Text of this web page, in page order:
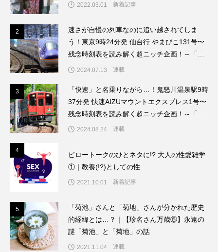
2022.03.01 新着記事
2
速さが自慢の列車なのに追い越されてしま
う！東京9時24分発 仙台行 やまびこ131号〜
残念時刻表を読み解く超ニッチ企画！～「渡
辺雅史の残念な鉄道時刻表」第8回
2024.07.13 連載
3
「快速」と名乗りながら…！鬼怒川温泉駅9時
37分発 快速AIZUマウントエクスプレス1号〜
残念時刻表を読み解く超ニッチ企画！～「渡
辺雅史の残念な鉄道時刻表」第9回
2024.08.24 連載
4
ピロートークのひとネタに!? 大人の性愛雑学
①｜教養(!?)としての性
2021.10.01 新着記事
5
「菊池」さんと「菊地」さんが分かれた歴史
的経緯とは…？｜【珍名さん万歳⑤】永遠の
謎「菊池」と「菊地」の話
2021.11.04 連載